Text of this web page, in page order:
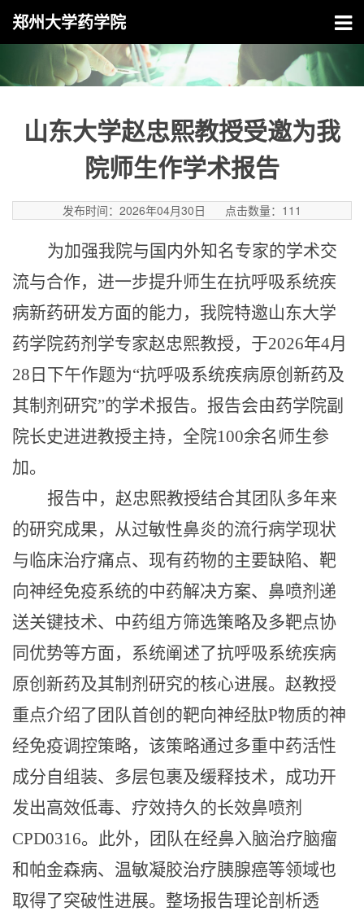
郑州大学药学院
山东大学赵忠熙教授受邀为我
院师生作学术报告
发布时间：2026年04月30日 点击数量： 111
为加强我院与国内外知名专家的学术交
流与合作，进一步提升师生在抗呼吸系统疾
病新药研发方面的能力，我院特邀山东大学
药学院药剂学专家赵忠熙教授，于2026年4月
28日下午作题为“抗呼吸系统疾病原创新药及
其制剂研究”的学术报告。报告会由药学院副
院长史进进教授主持，全院100余名师生参
加。
报告中，赵忠熙教授结合其团队多年来
的研究成果，从过敏性鼻炎的流行病学现状
与临床治疗痛点、现有药物的主要缺陷、靶
向神经免疫系统的中药解决方案、鼻喷剂递
送关键技术、中药组方筛选策略及多靶点协
同优势等方面，系统阐述了抗呼吸系统疾病
原创新药及其制剂研究的核心进展。赵教授
重点介绍了团队首创的靶向神经肽P物质的神
经免疫调控策略，该策略通过多重中药活性
成分自组装、多层包裹及缓释技术，成功开
发出高效低毒、疗效持久的长效鼻喷剂
CPD0316。此外，团队在经鼻入脑治疗脑瘤
和帕金森病、温敏凝胶治疗胰腺癌等领域也
取得了突破性进展。整场报告理论剖析透